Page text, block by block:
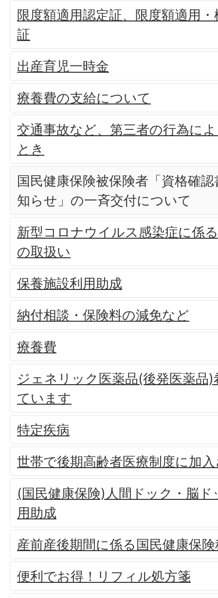
限度額適用認定証、限度額適用
証
出産育児一時金
療養費の支給について
交通事故など、第三者の行為に
とき
国民健康保険被保険者「資格確
知らせ」の一斉交付について
新型コロナウイルス感染症に係
の取扱い
保養施設利用助成
納付相談・保険料の減免など
療養費
ジェネリック医薬品(後発医薬品
ています
特定疾病
世帯で後期高齢者医療制度に加
(国民健康保険)人間ドック・脳
用助成
産前産後期間に係る国民健康保
便利でお得！リフィル処方箋